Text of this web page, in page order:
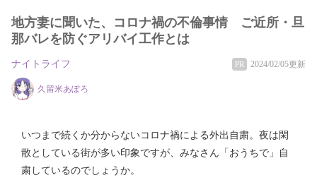
地方妻に聞いた、コロナ禍の不倫事情 ご近所・旦
那バレを防ぐアリバイ工作とは
ナイトライフ PR 2024/02/05更新
久留米あぽろ
いつまで続くか分からないコロナ禍による外出自粛。夜は閑
散としている街が多い印象ですが、みなさん「おうちで」自
粛しているのでしょうか。